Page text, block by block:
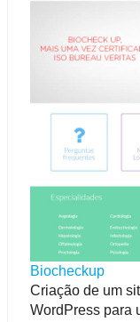
Biocheckup
Criação de um
WordPress para